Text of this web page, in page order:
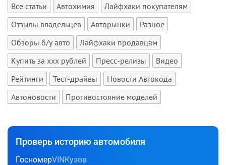
Все статьи Автохимия
Лайфхаки покупателям
Отзывы владельцев
Авторынки
Разное
Обзоры б/у авто
Лайфхаки продавцам
Купить за xxx рублей
Пресс-релизы
Видео
Рейтинги
Тест-драйвы
Новости Автокода
Автоновости
Противостояние моделей
Проверь историю автомобиля
ГосномерVINКузов